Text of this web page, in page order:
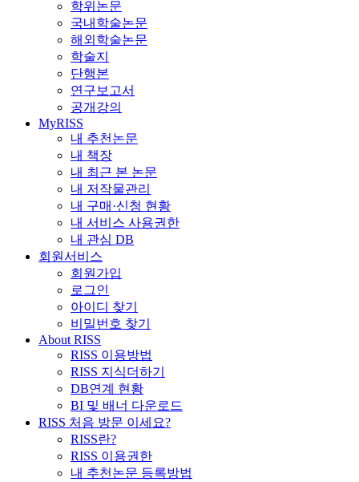
학위논문
국내학술논문
해외학술논문
학술지
단행본
연구보고서
공개강의
MyRISS
내 추천논문
내 책장
내 최근 본 논문
내 저작물관리
내 구매·신청 현황
내 서비스 사용권한
내 관심 DB
회원서비스
회원가입
로그인
아이디 찾기
비밀번호 찾기
About RISS
RISS 이용방법
RISS 지식더하기
DB연계 현황
BI 및 배너 다운로드
RISS 처음 방문 이세요?
RISS란?
RISS 이용권한
내 추천논문 등록방법